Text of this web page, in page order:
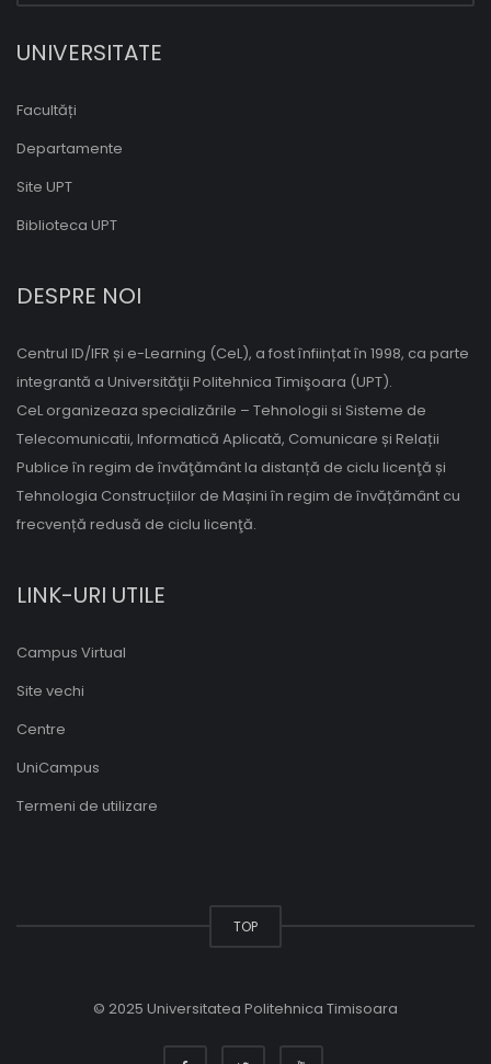
UNIVERSITATE
Facultăți
Departamente
Site UPT
Biblioteca UPT
DESPRE NOI
Centrul ID/IFR și e-Learning (CeL), a fost înființat în 1998, ca parte
integrantă a Universităţii Politehnica Timişoara (UPT).
CeL organizeaza specializările – Tehnologii si Sisteme de
Telecomunicatii, Informatică Aplicată, Comunicare și Relații
Publice în regim de învăţământ la distanță de ciclu licenţă și
Tehnologia Construcțiilor de Mașini în regim de învățământ cu
frecvență redusă de ciclu licenţă.
LINK-URI UTILE
Campus Virtual
Site vechi
Centre
UniCampus
Termeni de utilizare
TOP
© 2025 Universitatea Politehnica Timisoara